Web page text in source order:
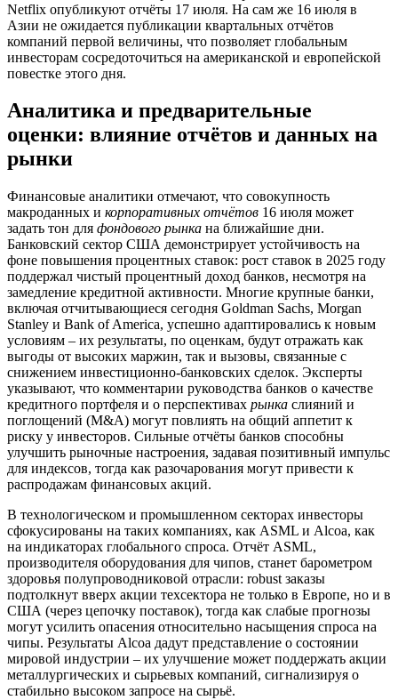
Netflix опубликуют отчёты 17 июля. На сам же 16 июля в
Азии не ожидается публикации квартальных отчётов
компаний первой величины, что позволяет глобальным
инвесторам сосредоточиться на американской и европейской
повестке этого дня.
Аналитика и предварительные
оценки: влияние отчётов и данных на
рынки
Финансовые аналитики отмечают, что совокупность
макроданных и корпоративных отчётов 16 июля может
задать тон для фондового рынка на ближайшие дни.
Банковский сектор США демонстрирует устойчивость на
фоне повышения процентных ставок: рост ставок в 2025 году
поддержал чистый процентный доход банков, несмотря на
замедление кредитной активности. Многие крупные банки,
включая отчитывающиеся сегодня Goldman Sachs, Morgan
Stanley и Bank of America, успешно адаптировались к новым
условиям – их результаты, по оценкам, будут отражать как
выгоды от высоких маржин, так и вызовы, связанные с
снижением инвестиционно-банковских сделок. Эксперты
указывают, что комментарии руководства банков о качестве
кредитного портфеля и о перспективах рынка слияний и
поглощений (M&A) могут повлиять на общий аппетит к
риску у инвесторов. Сильные отчёты банков способны
улучшить рыночные настроения, задавая позитивный импульс
для индексов, тогда как разочарования могут привести к
распродажам финансовых акций.
В технологическом и промышленном секторах инвесторы
сфокусированы на таких компаниях, как ASML и Alcoa, как
на индикаторах глобального спроса. Отчёт ASML,
производителя оборудования для чипов, станет барометром
здоровья полупроводниковой отрасли: robust заказы
подтолкнут вверх акции техсектора не только в Европе, но и в
США (через цепочку поставок), тогда как слабые прогнозы
могут усилить опасения относительно насыщения спроса на
чипы. Результаты Alcoa дадут представление о состоянии
мировой индустрии – их улучшение может поддержать акции
металлургических и сырьевых компаний, сигнализируя о
стабильно высоком запросе на сырьё.